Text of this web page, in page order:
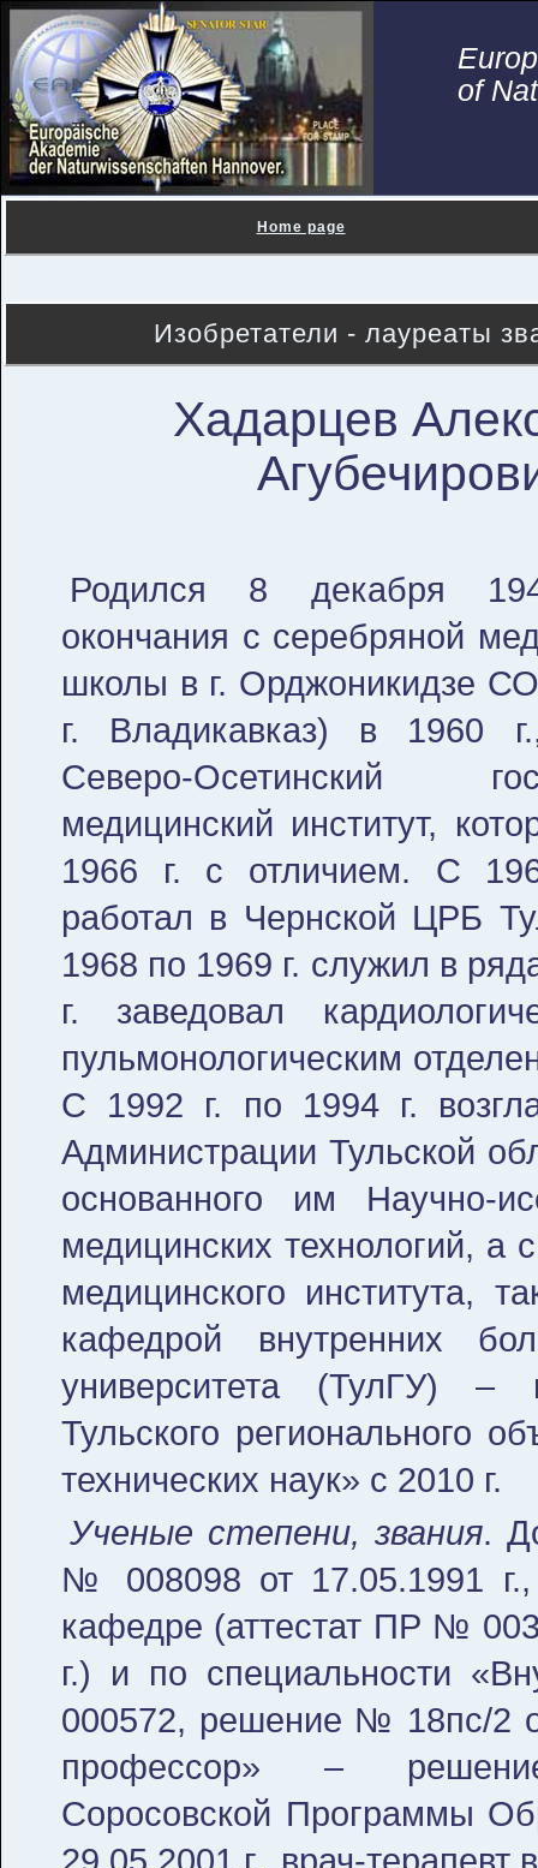
of
Home page
Изобретатели - лауреаты
Хадарцев
Родился 8 декабря
окончания с серебряной
школы в г. Орджоникидзе
г. Владикавказ) в 1960
Северо-Осетинский
медицинский институт,
1966 г. с отличием. С
работал в Чернской ЦРБ
1968 по 1969 г. служил в
г. заведовал
пульмонологическим
С 1992 г. по 1994 г.
Администрации Тульской
основанного им Научно-
медицинских технологий, а
медицинского института,
кафедрой внутренних
университета (ТулГУ) –
Тульского регионального
технических наук» с 2010 г.
Ученые степени, звания.
№ 008098 от 17.05.1991
кафедре (аттестат ПР №
г.) и по специальности
000572, решение № 18пс/2
профессор» –
Соросовской Программы